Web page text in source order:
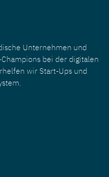
Unternehmen und
bei der digitalen
wir Start-Ups und